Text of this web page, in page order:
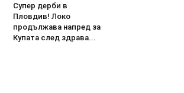
Супер дерби в
Пловдив! Локо
продължава напред за
Купата след здрава...